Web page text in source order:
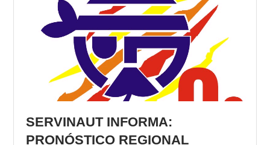
VIDEOS
GALERIA DE FOTOS
APP MÓVIL
SERVINAUT INFORMA:
PRONÓSTICO REGIONAL